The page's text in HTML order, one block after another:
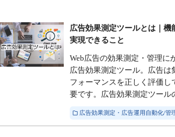
広告効果測定ツールとは｜機
実現できること
Web広告の効果測定・管理に
広告効果測定ツール。広告
フォーマンスを正しく評価
要です。広告効果測定ツール
広告効果測定・広告運用自動化/管